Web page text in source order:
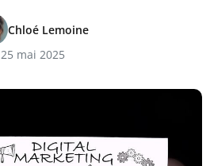
Chloé Lemoine
25 mai 2025